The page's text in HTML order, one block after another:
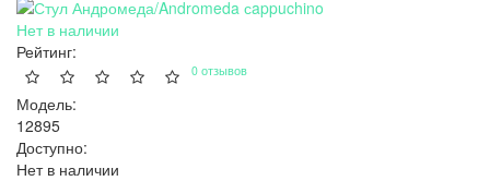
Нет в наличии
Рейтинг:
0 отзывов
Модель:
12895
Доступно:
Нет в наличии